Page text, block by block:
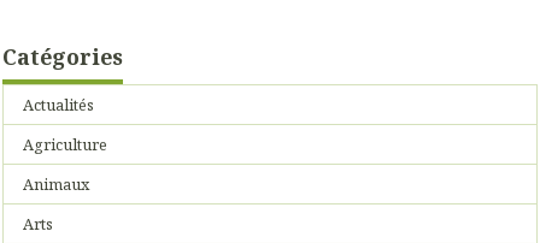
Catégories
Actualités
Agriculture
Animaux
Arts